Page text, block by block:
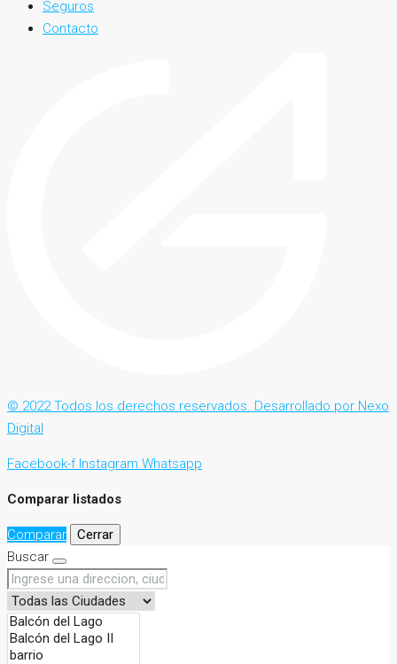
Seguros
Contacto
© 2022 Todos los derechos reservados. Desarrollado por Nexo
Digital
Facebook-f Instagram Whatsapp
Comparar listados
Comparar
Cerrar
Buscar